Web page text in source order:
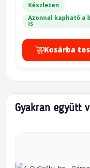
Készleten
Azonnal kapható a
is
Kosárba
Gyakran együtt